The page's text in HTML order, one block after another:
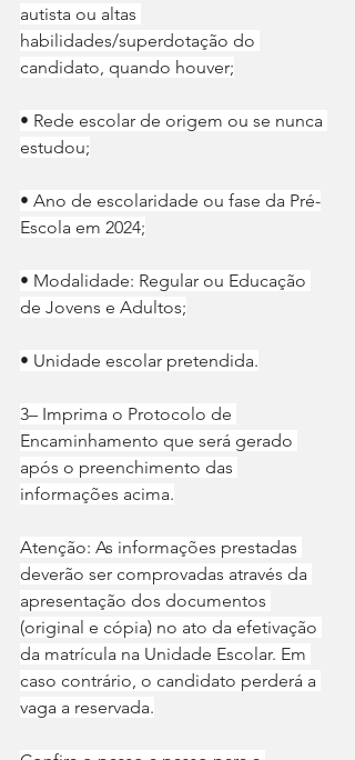
autista ou altas
habilidades/superdotação do
candidato, quando houver;
• Rede escolar de origem ou se nunca
estudou;
• Ano de escolaridade ou fase da Pré-
Escola em 2024;
• Modalidade: Regular ou Educação
de Jovens e Adultos;
• Unidade escolar pretendida.
3– Imprima o Protocolo de
Encaminhamento que será gerado
após o preenchimento das
informações acima.
Atenção: As informações prestadas
deverão ser comprovadas através da
apresentação dos documentos
(original e cópia) no ato da efetivação
da matrícula na Unidade Escolar. Em
caso contrário, o candidato perderá a
vaga a reservada.